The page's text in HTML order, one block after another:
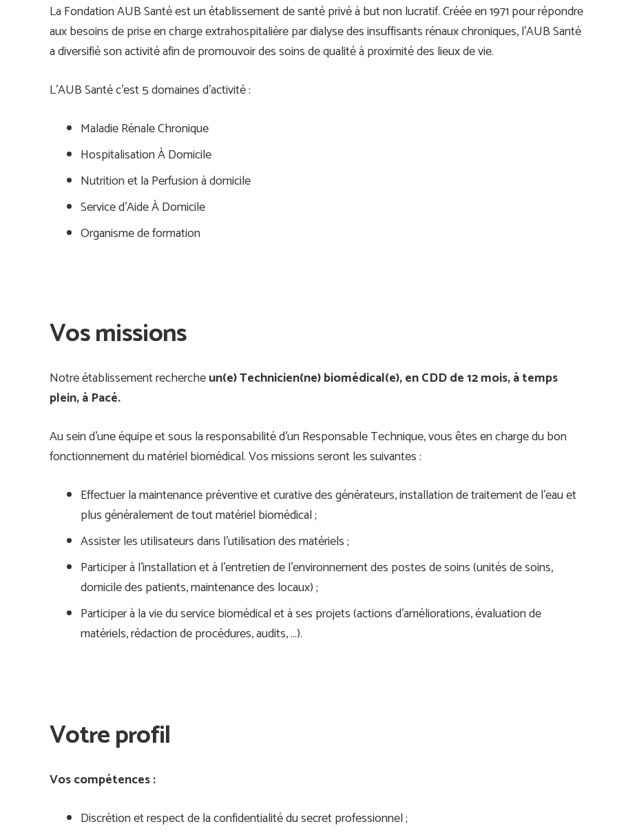
La Fondation AUB Santé est un établissement de santé privé à but non lucratif. Créée en 1971 pour répondre
aux besoins de prise en charge extrahospitalière par dialyse des insuffisants rénaux chroniques, l’AUB Santé
a diversifié son activité afin de promouvoir des soins de qualité à proximité des lieux de vie.
L’AUB Santé c’est 5 domaines d’activité :
Maladie Rénale Chronique
Hospitalisation À Domicile
Nutrition et la Perfusion à domicile
Service d’Aide À Domicile
Organisme de formation
Vos missions
Notre établissement rechercheun(e)Technicien(ne) biomédical(e), en CDD de 12 mois, à temps
plein, à Pacé.
Au sein d’une équipe et sous la responsabilité d’un Responsable Technique, vous êtes en charge du bon
fonctionnement du matériel biomédical. Vos missions seront les suivantes :
Effectuer la maintenance préventive et curative des générateurs, installation de traitement de l’eau et
plus généralement de tout matériel biomédical ;
Assister les utilisateurs dans l’utilisation des matériels ;
Participer à l’installation et à l’entretien de l’environnement des postes de soins (unités de soins,
domicile des patients, maintenance des locaux) ;
Participer à la vie du service biomédical et à ses projets (actions d’améliorations, évaluation de
matériels, rédaction de procédures, audits, …).
Votre profil
Vos compétences :
Discrétion et respect de la confidentialité du secret professionnel ;